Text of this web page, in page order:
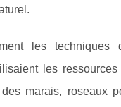
les techniques
les
marais, roseaux